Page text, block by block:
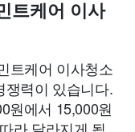
트케어 이사
트케어 이사청소
쟁력이 있습니다.
원에서 15,000원